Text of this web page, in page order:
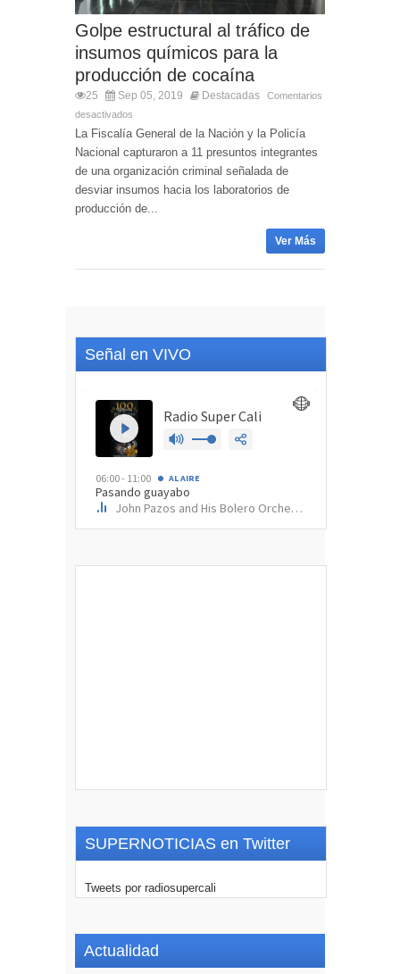
Golpe estructural al tráfico de
insumos químicos para la
producción de cocaína
25 Sep 05, 2019 Destacadas
Comentarios
desactivados
La Fiscalía General de la Nación y la Policía
Nacional capturaron a 11 presuntos integrantes
de una organización criminal señalada de
desviar insumos hacia los laboratorios de
producción de...
Ver Más
Señal en VIVO
SUPERNOTICIAS en Twitter
Tweets por radiosupercali
Actualidad